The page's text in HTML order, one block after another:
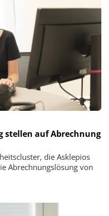
stellen auf Abrechnung
die Asklepios
Abrechnungslösung von